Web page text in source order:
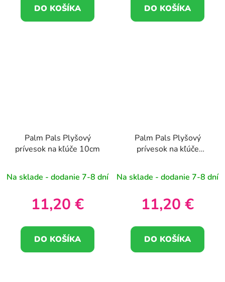
DO KOŠÍKA DO KOŠÍKA
Palm Pals Plyšový
prívesok na kľúče 10cm
Na sklade - dodanie 7-8 dní
11,20 €
DO KOŠÍKA
Palm Pals Plyšový
prívesok na kľúče
Na sklade - dodanie 7-8 dní
11,20 €
DO KOŠÍKA